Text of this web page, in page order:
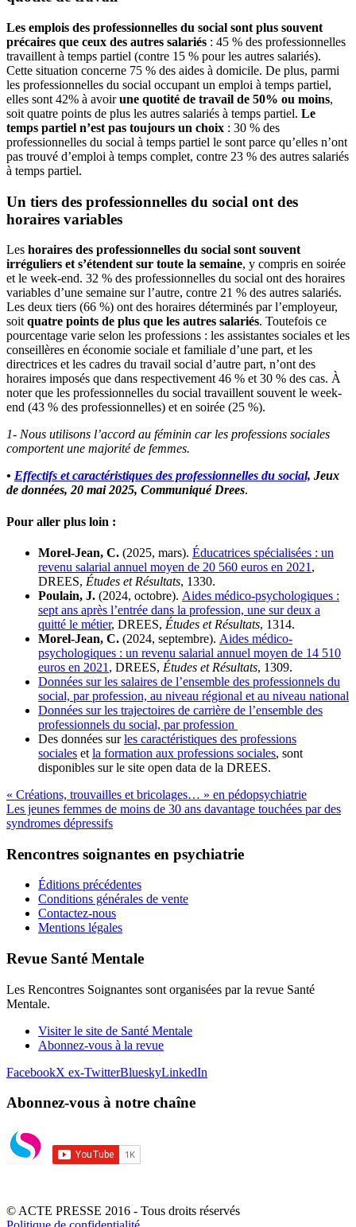
Les emplois des professionnelles du social sont plus souvent
précaires que ceux des autres salariés : 45 % des professionnelles
travaillent à temps partiel (contre 15 % pour les autres salariés).
Cette situation concerne 75 % des aides à domicile. De plus, parmi
les professionnelles du social occupant un emploi à temps partiel,
elles sont 42% à avoirune quotité de travail de 50% ou moins,
soit quatre points de plus les autres salariés à temps partiel. Le
temps partiel n’est pas toujours un choix : 30 % des
professionnelles du social à temps partiel le sont parce qu’elles n’ont
pas trouvé d’emploi à temps complet, contre 23 % des autres salariés
à temps partiel.
Un tiers des professionnelles du social ont des
horaires variables
Les horaires des professionnelles du social sont souvent
irréguliers et s’étendent sur toute la semaine, y compris en soirée
et le week-end. 32 % des professionnelles du social ont des horaires
variables d’une semaine sur l’autre, contre 21 % des autres salariés.
Les deux tiers (66 %) ont des horaires déterminés par l’employeur,
soit quatre points de plus que les autres salariés. Toutefois ce
pourcentage varie selon les professions : les assistantes sociales et les
conseillères en économie sociale et familiale d’une part, et les
directrices et les cadres du travail social d’autre part, n’ont des
horaires imposés que dans respectivement 46 % et 30 % des cas. À
noter que les professionnelles du social travaillent souvent le week-
end (43 % des professionnelles) et en soirée (25 %).
1- Nous utilisons l’accord au féminin car les professions sociales
comportent une majorité de femmes.
• Effectifs et caractéristiques des professionnelles du social, Jeux
de données, 20 mai 2025, Communiqué Drees.
Pour aller plus loin :
Morel-Jean, C. (2025, mars). Éducatrices spécialisées : un
revenu salarial annuel moyen de 20 560 euros en 2021 ,
DREES, Études et Résultats, 1330.
Poulain, J. (2024, octobre). Aides médico-psychologiques :
sept ans après l’entrée dans la profession, une sur deux a
quitté le métier, DREES, Études et Résultats, 1314.
Morel-Jean, C. (2024, septembre). Aides médico-
psychologiques : un revenu salarial annuel moyen de 14 510
euros en 2021 , DREES, Études et Résultats, 1309.
Données sur les salaires de l’ensemble des professionnels du
social, par profession, au niveau régional et au niveau national
Données sur les trajectoires de carrière de l’ensemble des
professionnels du social, par profession
Des données surles caractéristiques des professions
sociales et la formation aux professions sociales, sont
disponibles sur le site open data de la DREES.
« Créations, trouvailles et bricolages… » en pédopsychiatrie
Les jeunes femmes de moins de 30 ans davantage touchées par des
syndromes dépressifs
Rencontres soignantes en psychiatrie
Éditions précédentes
Conditions générales de vente
Contactez-nous
Mentions légales
Revue Santé Mentale
Les Rencontres Soignantes sont organisées par la revue Santé
Mentale.
Visiter le site de Santé Mentale
Abonnez-vous à la revue
FacebookX ex-TwitterBlueskyLinkedIn
Abonnez-vous à notre chaîne
© ACTE PRESSE 2016 - Tous droits réservés